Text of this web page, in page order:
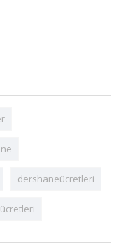
dershaneücretleri